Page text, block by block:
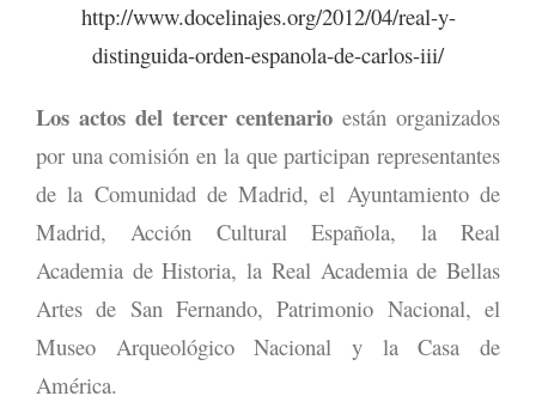
http://www.docelinajes.org/2012/04/real-y-
distinguida-orden-espanola-de-carlos-iii/
Los actos del tercer centenario están organizados
por una comisión en la que participan representantes
de la Comunidad de Madrid, el Ayuntamiento de
Madrid, Acción Cultural Española, la Real
Academia de Historia, la Real Academia de Bellas
Artes de San Fernando, Patrimonio Nacional, el
Museo Arqueológico Nacional y la Casa de
América.